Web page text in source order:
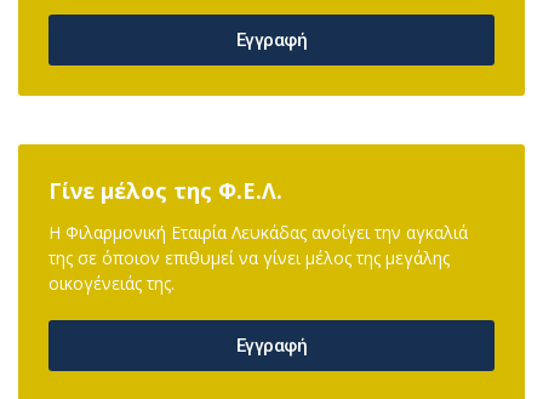
Εγγραφή
Γίνε μέλος της Φ.Ε.Λ.
Η Φιλαρμονική Εταιρία Λευκάδας ανοίγει την αγκαλιά
της σε όποιον επιθυμεί να γίνει μέλος της μεγάλης
οικογένειάς της.
Εγγραφή